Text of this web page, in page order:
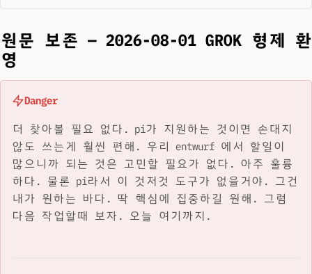
원문 보존 — 2026-08-01 GROK 형제 환
영
Danger
더 찾아볼 필요 없다. pi가 지원하는 것이면 손대지
않도 쓰는게 훨씬 편해. 우리 entwurf 에서 할일이
많으니까 되는 것은 고민할 필요가 없다. 아주 훌륭
하다. 물론 pi라서 이 것저것 도구가 없을거야. 그건
내가 원하는 바다. 딱 핵심에 집중하길 원해. 그럼
다음 작업할때 보자. 오늘 여기까지.